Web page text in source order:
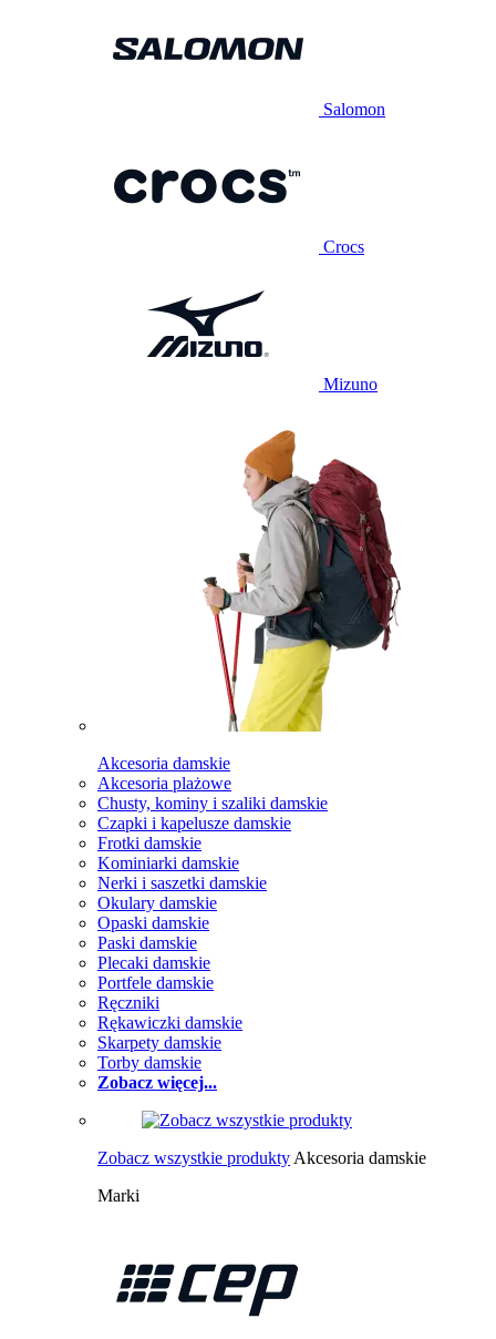
Salomon
Crocs
Mizuno
Akcesoria damskie
Akcesoria plażowe
Chusty, kominy i szaliki damskie
Czapki i kapelusze damskie
Frotki damskie
Kominiarki damskie
Nerki i saszetki damskie
Okulary damskie
Opaski damskie
Paski damskie
Plecaki damskie
Portfele damskie
Ręczniki
Rękawiczki damskie
Skarpety damskie
Torby damskie
Zobacz więcej...
Zobacz wszystkie produkty Akcesoria damskie
Marki